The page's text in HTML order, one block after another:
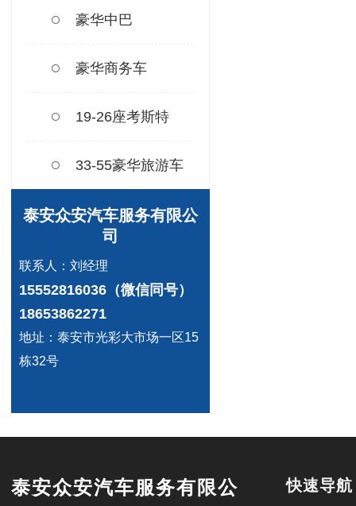
豪华中巴
豪华商务车
19-26座考斯特
33-55豪华旅游车
泰安众安汽车服务有限公
司
联系人：刘经理
15552816036（微信同号）
18653862271
地址：泰安市光彩大市场一区15
栋32号
泰安众安汽车服务有限公
快速导航